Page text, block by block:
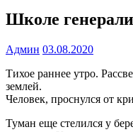
Школе
Админ 03.08.2020
Тихое раннее утро.
землей.
Человек, проснулся от
Туман еще стелился у